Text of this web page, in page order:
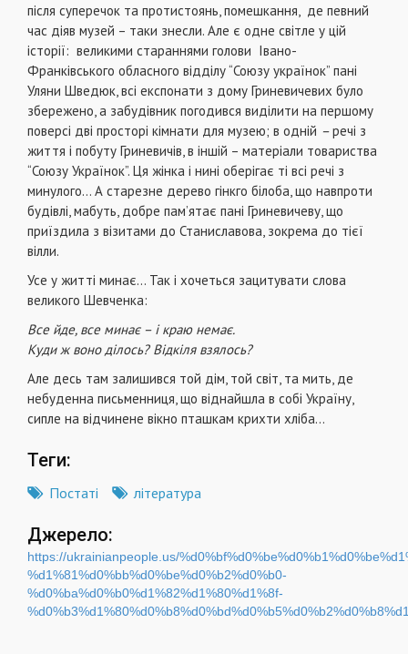
після суперечок та протистоянь, помешкання, де певний
час діяв музей – таки знесли. Але є одне світле у цій
історії: великими стараннями голови Івано-
Франківського обласного відділу “Союзу українок” пані
Уляни Шведюк, всі експонати з дому Гриневичевих було
збережено, а забудівник погодився виділити на першому
поверсі дві просторі кімнати для музею; в одній –речі з
життя і побуту Гриневичів, в іншій – матеріали товариства
“Союзу Українок”. Ця жінка і нині оберігає ті всі речі з
минулого… А старезне дерево гінкго білоба, що навпроти
будівлі, мабуть, добре пам’ятає пані Гриневичеву, що
приїздила з візитами до Станиславова, зокрема до тієї
вілли.
Усе у житті минає… Так і хочеться зацитувати слова
великого Шевченка:
Все йде, все минає – і краю немає.
Куди ж воно ділось? Відкіля взялось?
Але десь там залишився той дім, той світ, та мить, де
небуденна письменниця, що віднайшла в собі Україну,
сипле на відчинене вікно пташкам крихти хліба…
Теги:
Постаті література
Джерело:
https://ukrainianpeople.us/
%d1%81%d0%bb%d0%be%d0%b2%d0%b0-
%d0%ba%d0%b0%d1%82%d1%80%d1%8f-